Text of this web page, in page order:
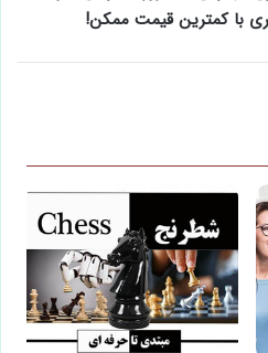
با کمترین قیمت ممکن!